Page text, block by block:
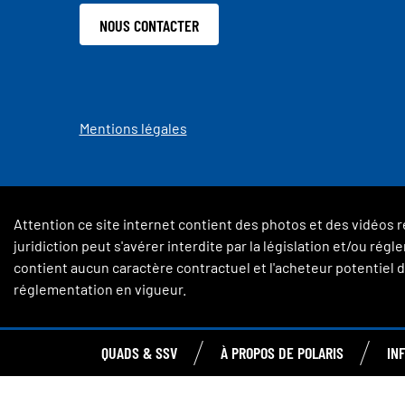
NOUS CONTACTER
Mentions légales
Attention ce site internet contient des photos et des vidéos
juridiction peut s'avérer interdite par la législation et/ou
contient aucun caractère contractuel et l'acheteur potentiel
réglementation en vigueur.
QUADS & SSV À PROPOS DE POLARIS